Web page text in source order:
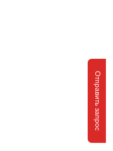
Отправить запрос